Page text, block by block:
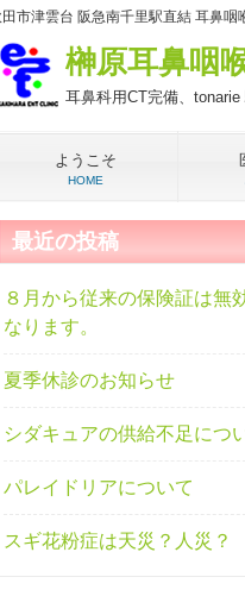
田市津雲台 阪急南千里駅直結 耳鼻咽
榊原耳鼻咽
耳鼻科用CT完備、
ようこそ
HOME
最近の投稿
８月から従来の保険証は無
なります。
夏季休診のお知らせ
シダキュアの供給不足につ
パレイドリアについて
スギ花粉症は天災？人災？